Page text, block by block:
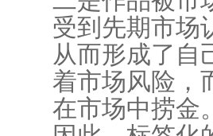
受到先期市场
从而形成了自
着市场风险，
在市场中捞金